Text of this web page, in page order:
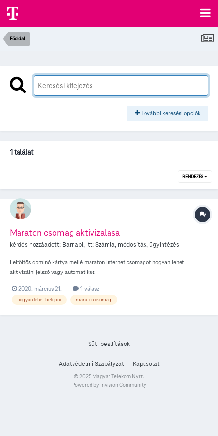
Főoldal
További keresési opciók
1 találat
RENDEZÉS
Maraton csomag aktivizalasa
kérdés hozzáadott: Barnabi, itt:Számla, módosítás, ügyintézés
Feltöltős dominó kártya mellé maraton internet csomagot hogyan lehet
aktivizálni jelszó vagy automatikus
2020. március 21. 1 válasz
hogyan lehet belepni maraton csomag
Süti beállítások
Adatvédelmi Szabályzat Kapcsolat
© 2025 Magyar Telekom Nyrt.
Powered by Invision Community